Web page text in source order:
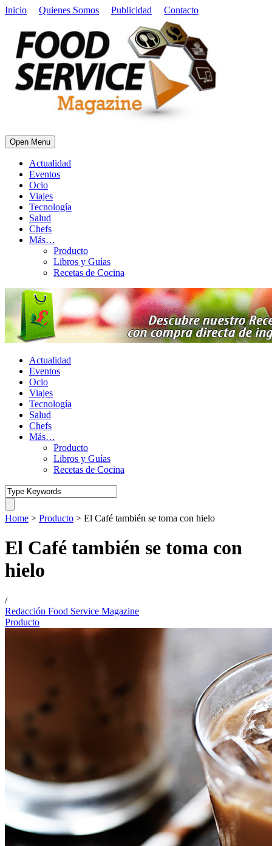
Inicio Quienes Somos Publicidad Contacto
Open Menu
Actualidad
Eventos
Ocio
Viajes
Tecnología
Salud
Chefs
Más…
Producto
Libros y Guías
Recetas de Cocina
Actualidad
Eventos
Ocio
Viajes
Tecnología
Salud
Chefs
Más…
Producto
Libros y Guías
Recetas de Cocina
Home > Producto > El Café también se toma con hielo
El Café también se toma con
hielo
/
Redacción Food Service Magazine
Producto